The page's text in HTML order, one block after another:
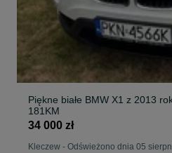
Piękne białe BMW X1 z 2013
181KM
34 000 zł
Kleczew - Odświeżono dnia 05